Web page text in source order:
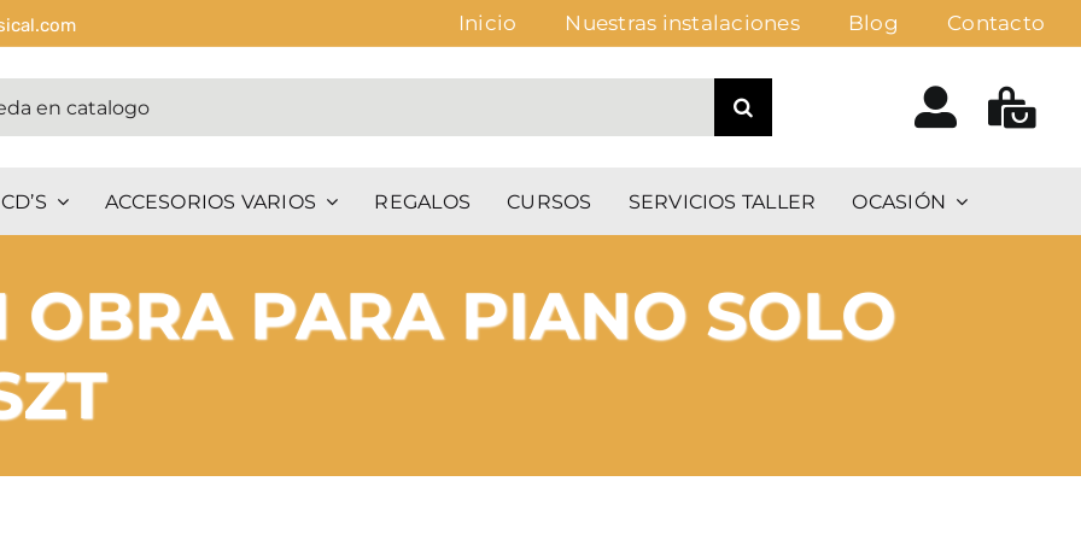
Inicio Nuestras instalaciones Blog Contacto
ACCESORIOS VARIOS REGALOS CURSOS SERVICIOS TALLER OCASIÓN
OBRA PARA PIANO SOLO